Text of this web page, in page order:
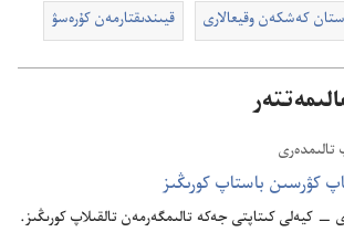
كە‌شكە‌ن وقيعالارى قيىندىقتارمە‌ن كۇ‌رە‌سۋ
تالىمدە‌رى
كۋرسىن باستاپ كورىڭىز
—‏ كيە‌لى كىتاپتى جە‌كە تالىمگە‌رمە‌ن تالقىلاپ كورىڭىز.‏